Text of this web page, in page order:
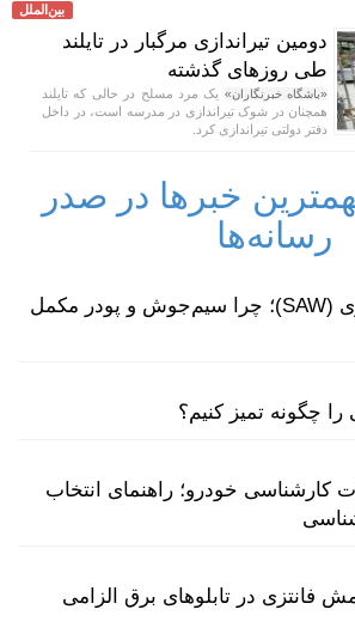
بین‌الملل
دومین تیراندازی مرگبار در تایلند
طی روز‌های گذشته
«باشگاه خبرنگاران» یک مرد مسلح در حالی که تایلند
همچنان در شوک تیراندازی در مدرسه است، در داخل
دفتر دولتی تیراندازی کرد.
خبرها در صدر
رسانه‌ها
جوشکاری زیرپودری (SAW)؛ چرا سیم‌جوش و پودر مکمل
چگونه تمیز کنیم؟
کارشناسی خودرو؛ راهنمای انتخاب
فانتزی در تابلوهای برق الزامی